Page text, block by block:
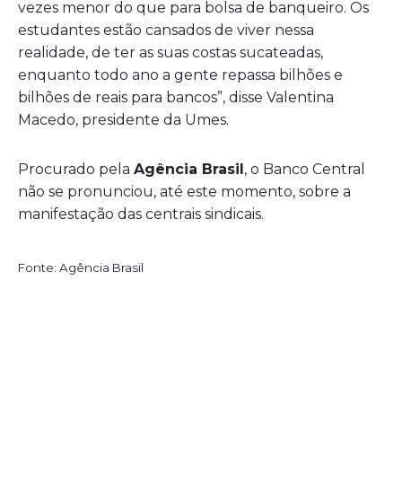
vezes menor do que para bolsa de banqueiro. Os
estudantes estão cansados de viver nessa
realidade, de ter as suas costas sucateadas,
enquanto todo ano a gente repassa bilhões e
bilhões de reais para bancos”, disse Valentina
Macedo, presidente da Umes.
Procurado pela Agência Brasil , o Banco Central
não se pronunciou, até este momento, sobre a
manifestação das centrais sindicais.
Fonte: Agência Brasil